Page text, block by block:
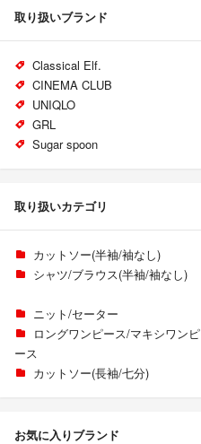
取り扱いブランド
Classical Elf.
CINEMA CLUB
UNIQLO
GRL
Sugar spoon
取り扱いカテゴリ
カットソー(半袖/袖なし)
シャツ/ブラウス(半袖/袖なし)
ニット/セーター
ロングワンピース/マキシワンピ
ース
カットソー(長袖/七分)
お気に入りブランド